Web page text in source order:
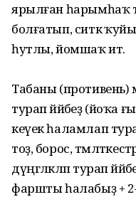
ярылған һарымһаҡ
болғатып, ситкә
һутлы, йомшаҡ итә.
Табаны (противень)
турап йәйәбеҙ (йоҡа
кеүек һаламлап
тоҙ, борос,
дүңгәләкләп турап
фаршты һалабыҙ + 2-